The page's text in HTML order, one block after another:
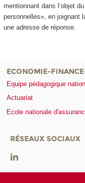
mentionnant dans l’objet
personnelles», en joignant
une adresse de réponse.
ECONOMIE-
Equipe pédagogique
Actuariat
Ecole nationale
RÉSEAUX SOCIAUX